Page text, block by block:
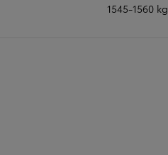
1545-1560 kg